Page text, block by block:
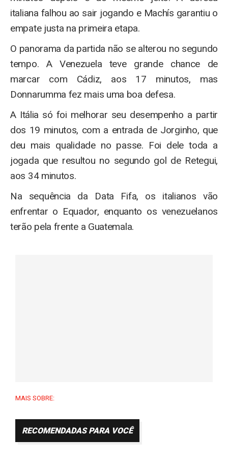
italiana falhou ao sair jogando e Machís garantiu o
empate justa na primeira etapa.
O panorama da partida não se alterou no segundo
tempo. A Venezuela teve grande chance de
marcar com Cádiz, aos 17 minutos, mas
Donnarumma fez mais uma boa defesa.
A Itália só foi melhorar seu desempenho a partir
dos 19 minutos, com a entrada de Jorginho, que
deu mais qualidade no passe. Foi dele toda a
jogada que resultou no segundo gol de Retegui,
aos 34 minutos.
Na sequência da Data Fifa, os italianos vão
enfrentar o Equador, enquanto os venezuelanos
terão pela frente a Guatemala.
MAIS SOBRE:
RECOMENDADAS PARA VOCÊ